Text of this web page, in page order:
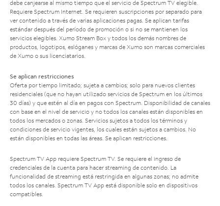
debe canjearse al mismo tiempo que el servicio de Spectrum TV elegible.
Requiere Spectrum Internet. Se requieren suscripciones por separado para
ver contenido a través de varias aplicaciones pagas. Se aplican tarifas
estándar después del período de promoción o si no se mantienen los
servicios elegibles. Xumo Stream Box y todos los demás nombres de
productos, logotipos, eslóganes y marcas de Xumo son marcas comerciales
de Xumo o sus licenciatarios.
Se aplican restricciones
Oferta por tiempo limitado; sujeta a cambios; solo para nuevos clientes
residenciales (que no hayan utilizado servicios de Spectrum en los últimos
30 días) y que estén al día en pagos con Spectrum. Disponibilidad de canales
con base en el nivel de servicio y no todos los canales están disponibles en
todos los mercados o zonas. Servicios sujetos a todos los términos y
condiciones de servicio vigentes, los cuales están sujetos a cambios. No
están disponibles en todas las áreas. Se aplican restricciones.
Spectrum TV App requiere Spectrum TV. Se requiere el ingreso de
credenciales de la cuenta para hacer streaming de contenido. La
funcionalidad de streaming está restringida en algunas zonas; no admite
todos los canales. Spectrum TV App está disponible solo en dispositivos
compatibles.